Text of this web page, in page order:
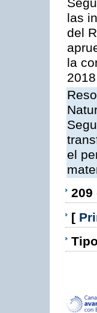
las
del
la
2018
el
209
[